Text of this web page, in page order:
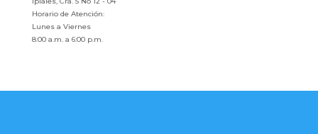
Horario de Atención:
Lunes a Viernes
8:00 a.m. a 6:00 p.m.